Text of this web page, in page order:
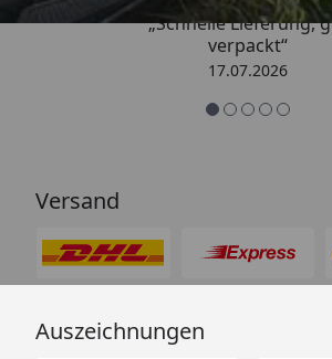
„Schnelle Lieferung,
verpackt“
17.07.2026
Versand
Auszeichnungen